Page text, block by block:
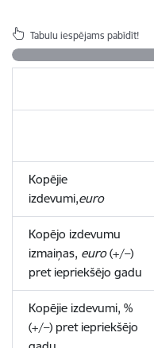
Tabulu iespējams pabīdīt!
Kopējie
izdevumi,euro
Kopējo izdevumu
izmaiņas, euro(+/–)
pret iepriekšējo gadu
Kopējie izdevumi, %
(+/–) pret iepriekšējo